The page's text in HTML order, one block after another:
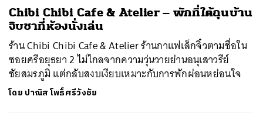
​Chibi Chibi Cafe & Atelier – พักที่ใต้ถุนบ้าน
จิบชาที่ห้องนั่งเล่น
ร้าน Chibi Chibi Cafe & Atelier ร้านกาแฟเล็กจิ๋วตามชื่อใน
ซอยศรีอยุธยา 2 ไม่ไกลจากความวุ่นวายย่านอนุเสาวรีย์
ชัยสมรภูมิ แต่กลับสงบเงียบเหมาะกับการพักผ่อนหย่อนใจ
โดย ปาณิส โพธิ์ศรีวังชัย